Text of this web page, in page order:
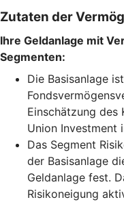
Zutaten der
Ihre Geldanlage mit
Segmenten:
Die Basisanlage
Einschätzung
Union Investment
Das Segment
der Basisanlage
Geldanlage fest.
Risikoneigung